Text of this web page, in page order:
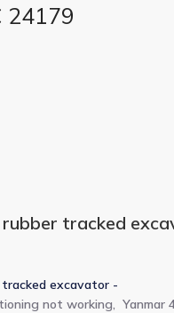
24179
tracked
tracked excavator -
not working, Yanmar